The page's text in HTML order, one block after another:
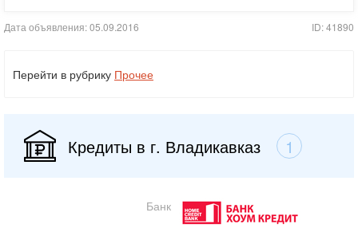
Дата объявления: 05.09.2016 ID: 41890
Перейти в рубрику Прочее
Кредиты в г. Владикавказ 1
Банк